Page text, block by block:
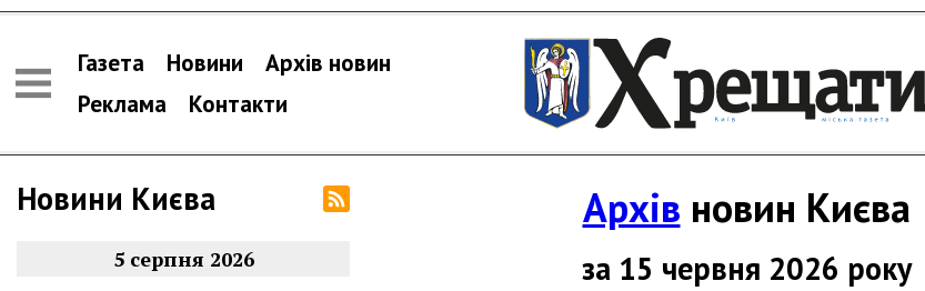
Газета Новини
Архів новин
Реклама
Контакти
Новини Києва
5 серпня 2026
Архів новин Києва
за 15 червня 2026 року